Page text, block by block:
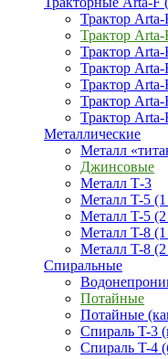
Трактор
Трактор Arta-
Трактор
Трактор Arta-
Трактор
Трактор
Трактор Arta-
Металлические
Металл
Джинсовые
Металл Т-3
Металл T-5 (1
Металл T-5 (2
Металл T-8 (1
Металл T-8 (2
Спиральные
Потайные
Потайные
Спираль T-3
Спираль T-4